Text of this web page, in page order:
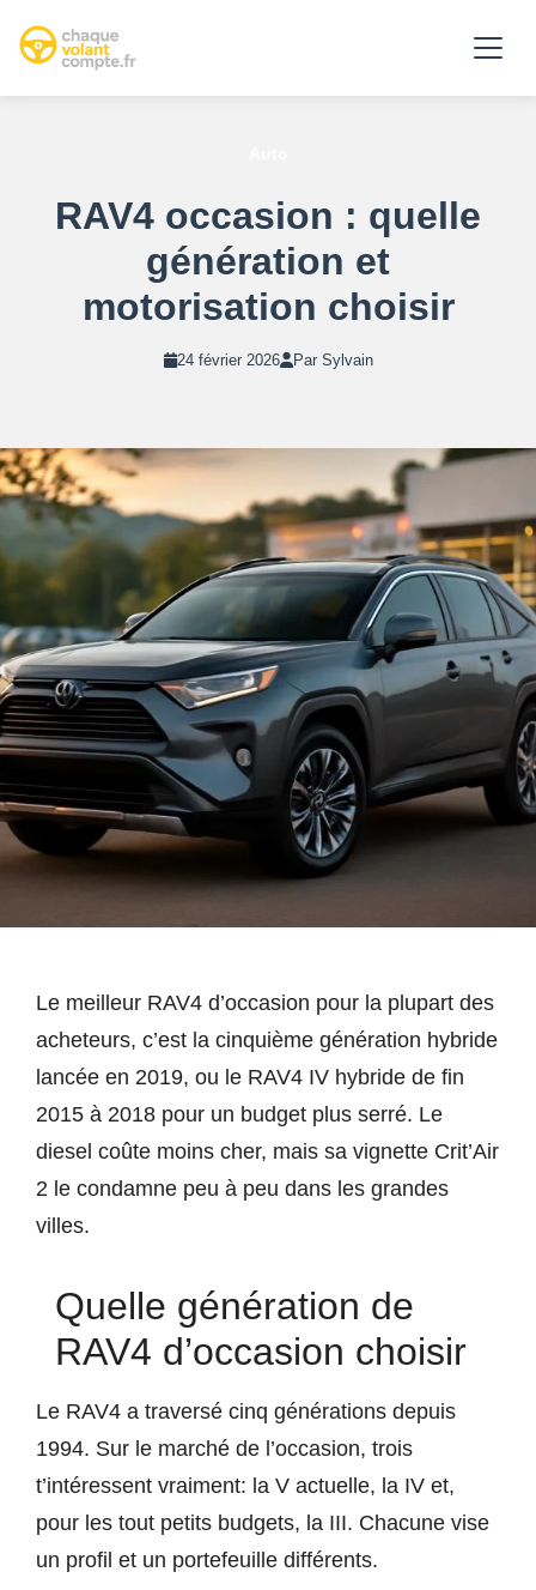
RAV4 occasion : quelle
génération et
motorisation choisir
24 février 2026 Par Sylvain
Le meilleur RAV4 d’occasion pour la plupart des
acheteurs, c’est la cinquième génération hybride
lancée en 2019, ou le RAV4 IV hybride de fin
2015 à 2018 pour un budget plus serré. Le
diesel coûte moins cher, mais sa vignette Crit’Air
2 le condamne peu à peu dans les grandes
villes.
Quelle génération de
RAV4 d’occasion choisir
Le RAV4 a traversé cinq générations depuis
1994. Sur le marché de l’occasion, trois
t’intéressent vraiment: la V actuelle, la IV et,
pour les tout petits budgets, la III. Chacune vise
un profil et un portefeuille différents.